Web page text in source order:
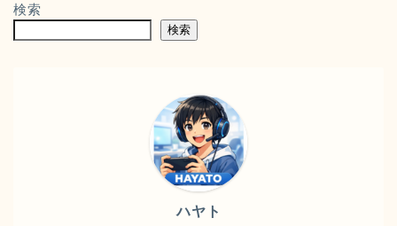
検索
検索
ハヤト